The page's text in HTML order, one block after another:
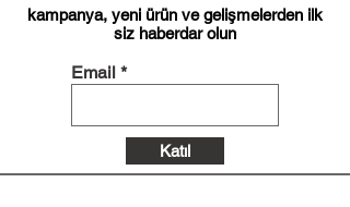
kampanya, yeni ürün ve gelişmelerden ilk
siz haberdar olun
Email
Katıl